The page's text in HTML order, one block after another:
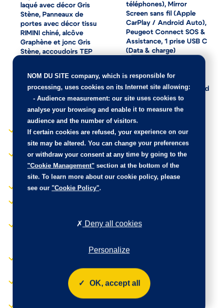
laqué avec décor Gris
Stène, Panneaux de
portes avec décor tissu
RIMINI chiné, alcôve
Graphène et jonc Gris
Stène, accoudoirs TEP
avec décor tissu RIMINI
chiné, façade Noir laqué
et jonc Gris Stène,
accoudoir tissu RIMINI
chiné
ESP avec aide au
démarrage en pente
Essuie-vitre AV à
déclenchement
automatique
Feux AR 3 griffes à LED
Fixations ISOFIX et Top
Habitacle et ciel de
téléphones), Mirror
Screen sans fil (Apple
CarPlay / Android Auto),
Peugeot Connect SOS &
Assistance, 1 prise USB C
(Data & charge)
modulable 2 positions
Projecteurs "Peugeot Led
Technology"
Rétroviseur intérieur
électrochrome
Rétroviseurs extérieurs
dégivrants avec réglage
et rabattement
électriques, éclairage de
seuil
Isabella, écharpe tissu
hauteur manuel
Visiopark 1 Caméra de
recul et aide au
stationnement AR,
NOM DU SITE company, which is responsible for
processing, uses cookies on its Internet site allowing:
- Audience measurement: our site uses cookies to
analyse your browsing and enable it to measure the
audience and the number of visitors.
If certain cookies are refused, your experience on our
site may be altered. You can change your preferences
or withdraw your consent at any time by going to the
"Cookie Management" section at the bottom of the
site. To learn more about our cookie policy, please
see our "Cookie Policy".
OK, accept all
Personalize
Deny all cookies